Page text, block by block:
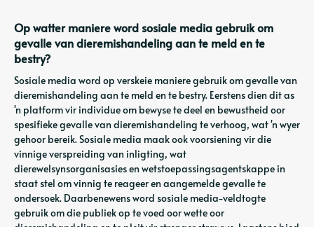
Op watter maniere word sosiale media gebruik om
gevalle van dieremishandeling aan te meld en te
bestry?
Sosiale media word op verskeie maniere gebruik om gevalle van
dieremishandeling aan te meld en te bestry. Eerstens dien dit as
'n platform vir individue om bewyse te deel en bewustheid oor
spesifieke gevalle van dieremishandeling te verhoog, wat 'n wyer
gehoor bereik. Sosiale media maak ook voorsiening vir die
vinnige verspreiding van inligting, wat
dierewelsynsorganisasies en wetstoepassingsagentskappe in
staat stel om vinnig te reageer en aangemelde gevalle te
ondersoek. Daarbenewens word sosiale media-veldtogte
gebruik om die publiek op te voed oor wette oor